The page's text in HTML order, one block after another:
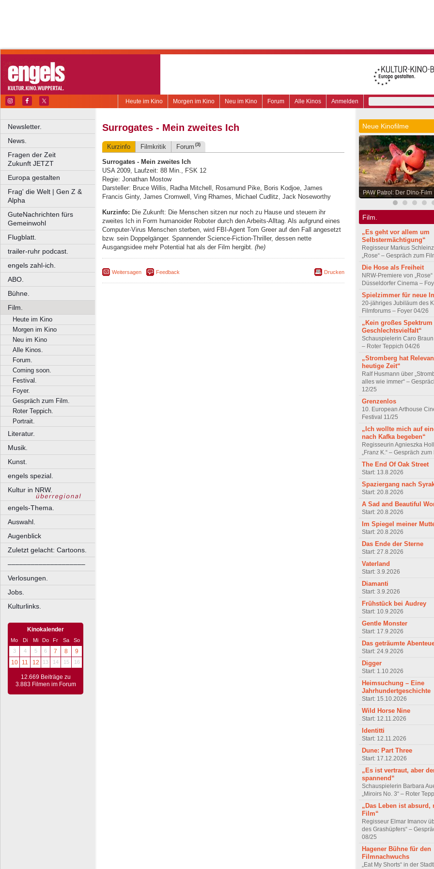
Anmelden
Alle Kinos
Forum
Neu im Kino
Morgen im Kino
Heute im Kino
Newsletter.
News.
Fragen der Zeit
Zukunft JETZT
Europa gestalten
Frag' die Welt | Gen Z &
Alpha
GuteNachrichten fürs
Gemeinwohl
Flugblatt.
trailer-ruhr podcast.
engels zahl-ich.
ABO.
Bühne.
Film.
Heute im Kino
Morgen im Kino
Neu im Kino
Alle Kinos.
Forum.
Coming soon.
Festival.
Foyer.
Gespräch zum Film.
Roter Teppich.
Portrait.
Literatur.
Musik.
Kunst.
engels spezial.
Kultur in NRW.
engels-Thema.
Auswahl.
Augenblick
Zuletzt gelacht: Cartoons.
––––––––––––––––––––
Verlosungen.
Jobs.
Kulturlinks.
Kinokalender
Mo Di Mi Do Fr Sa
So
3
4 5 6 7 8
9
10
11 12 13 14 15 16
12.669 Beiträge zu
3.883 Filmen im Forum
Surrogates - Mein zweites Ich
Kurzinfo Filmkritik Forum (3)
Surrogates - Mein zweites Ich
USA 2009, Laufzeit: 88 Min., FSK 12
Regie: Jonathan Mostow
Darsteller: Bruce Willis, Radha Mitchell, Rosamund Pike, Boris Kodjoe, James
Francis Ginty, James Cromwell, Ving Rhames, Michael Cudlitz, Jack Noseworthy
Kurzinfo: Die Zukunft: Die Menschen sitzen nur noch zu Hause und steuern ihr
zweites Ich in Form humanoider Roboter durch den Arbeits-Alltag. Als aufgrund eines
Computer-Virus Menschen sterben, wird FBI-Agent Tom Greer auf den Fall angesetzt 
bzw. sein Doppelgänger. Spannender Science-Fiction-Thriller, dessen nette
Ausgangsidee mehr Potential hat als der Film hergibt. (he)
Weitersagen Feedback Drucken
Neue Kinofilme
PAW Patrol: Der Dino-Film
Film.
„Es geht vor allem um
Selbstermächtigung“
Regisseur Markus
„Rose“ – Gespräch zum
Die Hose als Freiheit
NRW-Premiere von „Rose“
Düsseldorfer Cinema –
Spielzimmer für neue
20-jähriges Jubiläum des
Filmforums – Foyer 04/26
„Kein großes Spektrum
Geschlechtsvielfalt“
Schauspielerin Caro Braun
– Roter Teppich 04/26
„Stromberg hat
heutige Zeit“
Ralf Husmann über
alles wie immer“ –
12/25
Grenzenlos
10. European Arthouse
Festival 11/25
„Ich wollte mich auf
nach Kafka begeben“
Regisseurin Agnieszka
„Franz K.“ – Gespräch
The End Of Oak Street
Start: 13.8.2026
Spaziergang nach
Start: 20.8.2026
A Sad and Beautiful
Start: 20.8.2026
Im Spiegel meiner
Start: 20.8.2026
Das Ende der Sterne
Start: 27.8.2026
Vaterland
Start: 3.9.2026
Diamanti
Start: 3.9.2026
Frühstück bei Audrey
Start: 10.9.2026
Gentle Monster
Start: 17.9.2026
Das geträumte
Start: 24.9.2026
Digger
Start: 1.10.2026
Heimsuchung – Eine
Jahrhundertgeschichte
Start: 15.10.2026
Wild Horse Nine
Start: 12.11.2026
Identitti
Start: 12.11.2026
Dune: Part Three
Start: 17.12.2026
„Es ist vertraut, aber
spannend“
Schauspielerin Barbara
„Miroirs No. 3“ – Roter
„Das Leben ist absurd,
Film“
Regisseur Elmar Imanov
des Grashüpfers“ –
08/25
Hagener Bühne für den
Filmnachwuchs
„Eat My Shorts“ in der